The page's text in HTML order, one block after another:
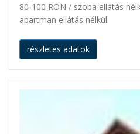
80-100 RON / szoba ellátás
apartman ellátás nélkül
részletes adatok